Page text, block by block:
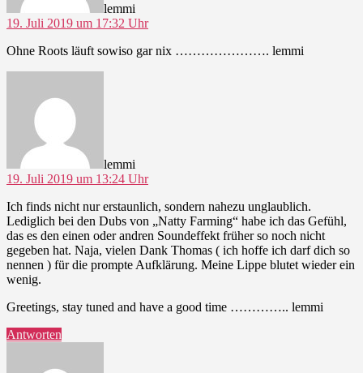
lemmi
19. Juli 2019 um 17:32 Uhr
Ohne Roots läuft sowiso gar nix …………………. lemmi
lemmi
19. Juli 2019 um 13:24 Uhr
Ich finds nicht nur erstaunlich, sondern nahezu unglaublich.
Lediglich bei den Dubs von „Natty Farming“ habe ich das Gefühl,
das es den einen oder andren Soundeffekt früher so noch nicht
gegeben hat. Naja, vielen Dank Thomas ( ich hoffe ich darf dich so
nennen ) für die prompte Aufklärung. Meine Lippe blutet wieder ein
wenig.
Greetings, stay tuned and have a good time ………….. lemmi
Antworten